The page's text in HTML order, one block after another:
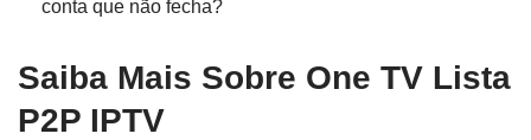
conta que não fecha?
Saiba Mais Sobre One TV Lista
P2P IPTV